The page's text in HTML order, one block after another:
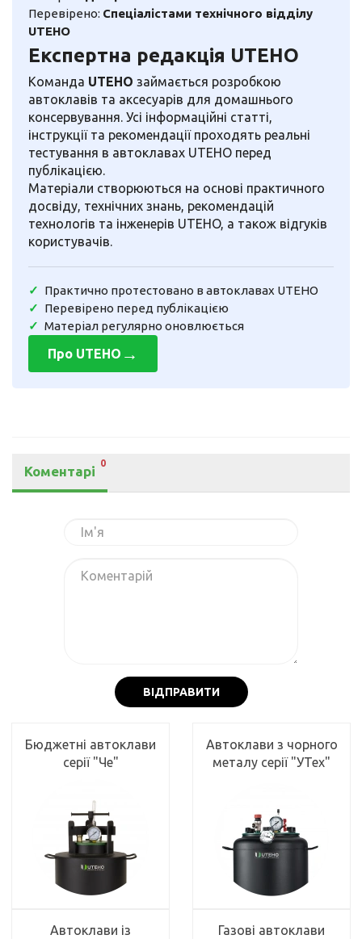
Перевірено: Спеціалістами технічного відділу
UTEHO
Експертна редакція UTEHO
Команда UTEHO займається розробкою
автоклавів та аксесуарів для домашнього
консервування. Усі інформаційні статті,
інструкції та рекомендації проходять реальні
тестування в автоклавах UTEHO перед
публікацією.
Матеріали створюються на основі практичного
досвіду, технічних знань, рекомендацій
технологів та інженерів UTEHO, а також відгуків
користувачів.
Практично протестовано в автоклавах UTEHO
Перевірено перед публікацією
Матеріал регулярно оновлюється
Про UTEHO →
Коментарі
0
ВІДПРАВИТИ
Бюджетні автоклави
серії "Че"
Автоклави з чорного
металу серії "УТех"
Автоклави із
Газові автоклави